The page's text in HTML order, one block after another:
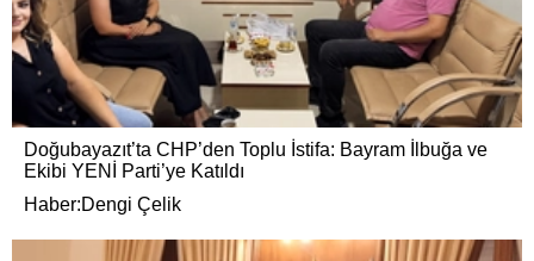
Doğubayazıt’ta CHP’den Toplu İstifa: Bayram İlbuğa ve
Ekibi YENİ Parti’ye Katıldı
Haber:Dengi Çelik